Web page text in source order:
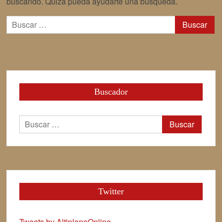
Espacio Akana abre nueva convocatoria para impartir saberes
teatrales en colegios de la región
Director Nacional de CONADI invita a comunidades indígenas a
postular “emprendimientos verdes” en todo Chile
Buscar:
Buscador
Buscar:
Twitter